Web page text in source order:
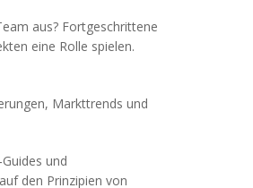
aus? Fortgeschrittene
eine Rolle spielen.
Markttrends und
und
den Prinzipien von